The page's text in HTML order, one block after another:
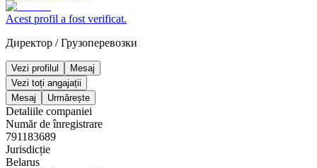
Acest profil a fost verificat.
Директор /Грузоперевозки
Vezi profilul
Mesaj
Vezi toți angajații
Mesaj
Urmărește
Detaliile companiei
Număr de înregistrare
791183689
Jurisdicție
Belarus